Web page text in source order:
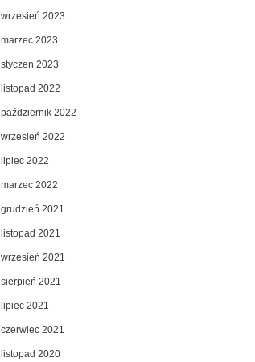
wrzesień 2023
marzec 2023
styczeń 2023
listopad 2022
październik 2022
wrzesień 2022
lipiec 2022
marzec 2022
grudzień 2021
listopad 2021
wrzesień 2021
sierpień 2021
lipiec 2021
czerwiec 2021
listopad 2020